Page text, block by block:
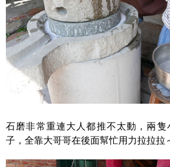
石磨非常重連大人都推不太動，兩隻
子，全靠大哥哥在後面幫忙用力拉拉拉